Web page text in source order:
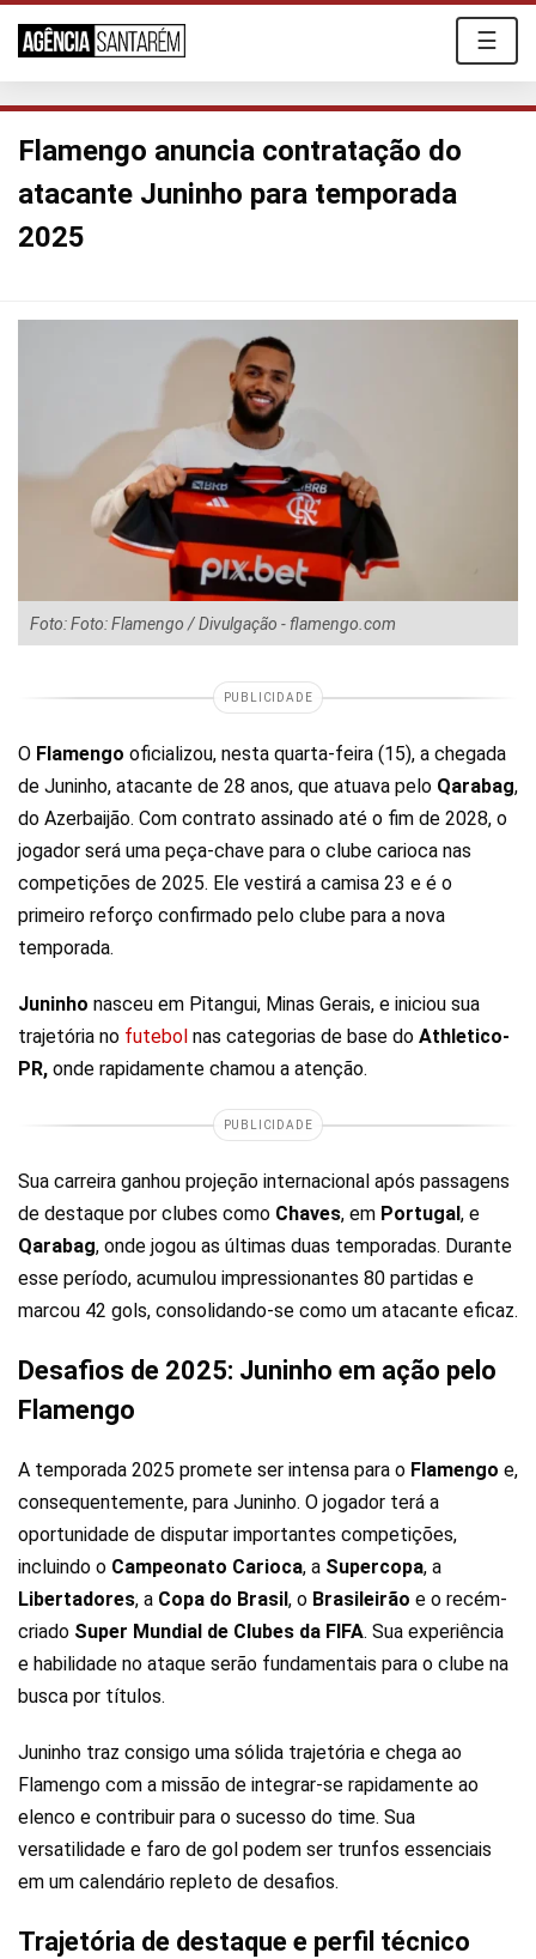
☰
Flamengo anuncia contratação do
atacante Juninho para temporada
2025
Foto: Foto: Flamengo / Divulgação - flamengo.com
PUBLICIDADE
O Flamengo oficializou, nesta quarta-feira (15), a chegada
de Juninho, atacante de 28 anos, que atuava pelo Qarabag,
do Azerbaijão. Com contrato assinado até o fim de 2028, o
jogador será uma peça-chave para o clube carioca nas
competições de 2025. Ele vestirá a camisa 23 e é o
primeiro reforço confirmado pelo clube para a nova
temporada.
Juninho nasceu em Pitangui, Minas Gerais, e iniciou sua
trajetória no futebol nas categorias de base do Athletico-
PR, onde rapidamente chamou a atenção.
PUBLICIDADE
Sua carreira ganhou projeção internacional após passagens
de destaque por clubes como Chaves, em Portugal , e
Qarabag, onde jogou as últimas duas temporadas. Durante
esse período, acumulou impressionantes 80 partidas e
marcou 42 gols, consolidando-se como um atacante eficaz.
Desafios de 2025: Juninho em ação pelo
Flamengo
A temporada 2025 promete ser intensa para o Flamengo e,
consequentemente, para Juninho. O jogador terá a
oportunidade de disputar importantes competições,
incluindo o Campeonato Carioca, a Supercopa, a
Libertadores, a Copa do Brasil , o Brasileirão e o recém-
criado Super Mundial de Clubes da FIFA. Sua experiência
e habilidade no ataque serão fundamentais para o clube na
busca por títulos.
Juninho traz consigo uma sólida trajetória e chega ao
Flamengo com a missão de integrar-se rapidamente ao
elenco e contribuir para o sucesso do time. Sua
versatilidade e faro de gol podem ser trunfos essenciais
em um calendário repleto de desafios.
Trajetória de destaque e perfil técnico